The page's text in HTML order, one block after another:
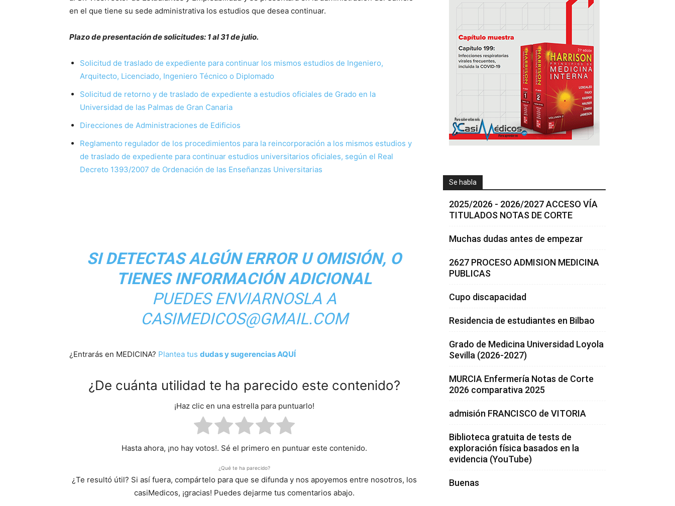
en el que tiene su sede administrativa los estudios que desea continuar.
Plazo de presentación de solicitudes: 1 al 31 de julio.
Solicitud de traslado de expediente para continuar los mismos estudios de Ingeniero,
Arquitecto, Licenciado, Ingeniero Técnico o Diplomado
Solicitud de retorno y de traslado de expediente a estudios oficiales de Grado en la
Universidad de las Palmas de Gran Canaria
Direcciones de Administraciones de Edificios
Reglamento regulador de los procedimientos para la reincorporación a los mismos estudios y
de traslado de expediente para continuar estudios universitarios oficiales, según el Real
Decreto 1393/2007 de Ordenación de las Enseñanzas Universitarias
SI DETECTAS ALGÚN ERROR U OMISIÓN, O
TIENES INFORMACIÓN ADICIONAL
PUEDES ENVIARNOSLA A
CASIMEDICOS@GMAIL.COM
¿Entrarás en MEDICINA? Plantea tus dudas y sugerencias AQUÍ
¿De cuánta utilidad te ha parecido este contenido?
¡Haz clic en una estrella para puntuarlo!
Hasta ahora, ¡no hay votos!. Sé el primero en puntuar este contenido.
¿Qué te ha parecido?
¿Te resultó útil? Si así fuera, compártelo para que se difunda y nos apoyemos entre nosotros, los
casiMedicos, ¡gracias! Puedes dejarme tus comentarios abajo.
Se habla
2025/2026 - 2026/2027 ACCESO VÍA
TITULADOS NOTAS DE CORTE
Muchas dudas antes de empezar
2627 PROCESO ADMISION MEDICINA
PUBLICAS
Cupo discapacidad
Residencia de estudiantes en Bilbao
Grado de Medicina Universidad Loyola
Sevilla (2026-2027)
MURCIA Enfermería Notas de Corte
2026 comparativa 2025
admisión FRANCISCO de VITORIA
Biblioteca gratuita de tests de
exploración física basados en la
evidencia (YouTube)
Buenas